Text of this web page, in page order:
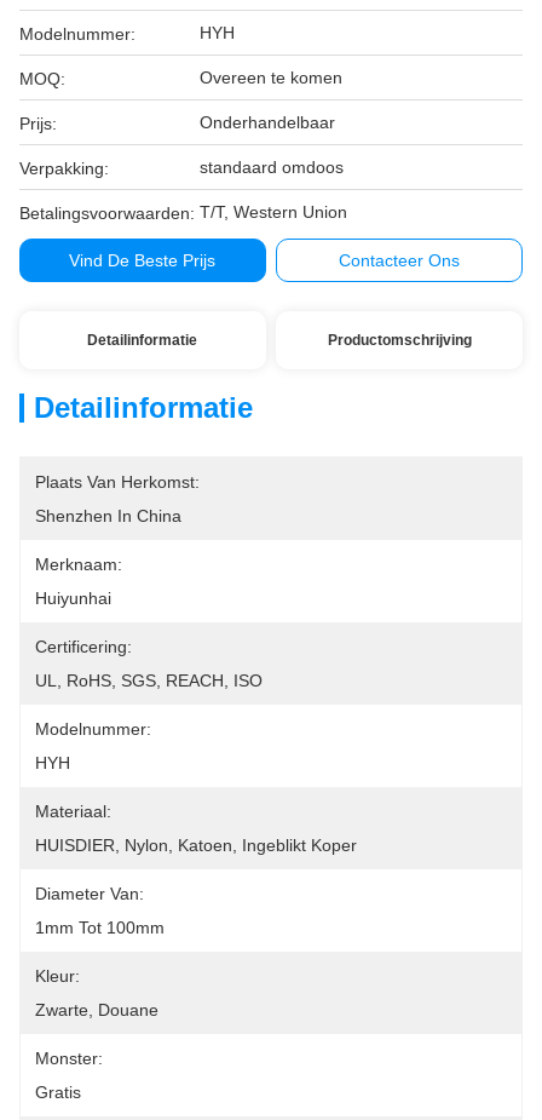
Modelnummer: HYH
MOQ: Overeen te komen
Prijs: Onderhandelbaar
Verpakking: standaard omdoos
Betalingsvoorwaarden: T/T, Western Union
Vind De Beste Prijs Contacteer Ons
Detailinformatie Productomschrijving
Detailinformatie
Plaats Van Herkomst:
Shenzhen In China
Merknaam:
Huiyunhai
Certificering:
UL, RoHS, SGS, REACH, ISO
Modelnummer:
HYH
Materiaal:
HUISDIER, Nylon, Katoen, Ingeblikt Koper
Diameter Van:
1mm Tot 100mm
Kleur:
Zwarte, Douane
Monster:
Gratis